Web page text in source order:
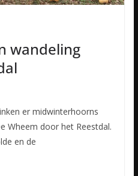
wandeling
er midwinterhoorns
Wheem door het Reestdal.
en de